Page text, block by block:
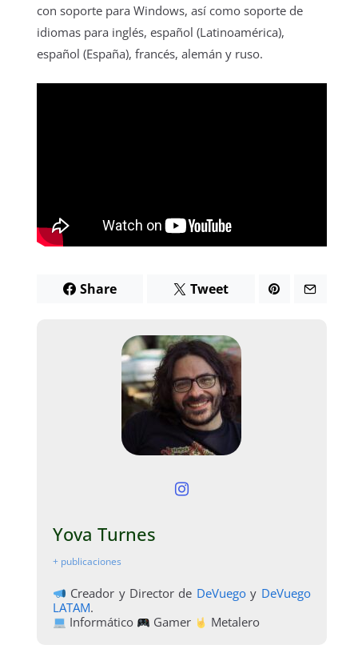
con soporte para Windows, así como soporte de
idiomas para inglés, español (Latinoamérica),
español (España), francés, alemán y ruso.
Share Tweet
Yova Turnes
+ publicaciones
Creador y Director de DeVuegoy DeVuego
LATAM.
Informático
Gamer Metalero